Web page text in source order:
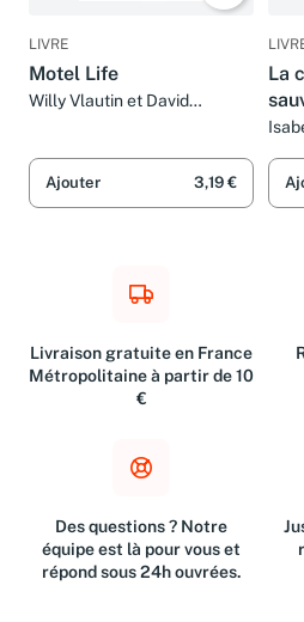
LIVRE
Motel Life
Willy Vlautin et David
Ajouter 3,19 €
La
Livraison gratuite en France
Métropolitaine à partir de 10
€
Des questions ? Notre
équipe est là pour vous et
répond sous 24h ouvrées.